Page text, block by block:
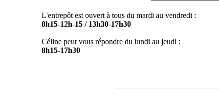
L'entrepôt est ouvert à tous du mardi au vendredi :
8h15-12h-15 / 13h30-17h30
Céline peut vous répondre du lundi au jeudi :
8h15-17h30